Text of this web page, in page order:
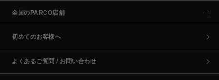
全国のPARCO店舗
初めてのお客様へ
よくあるご質問 / お問い合わせ